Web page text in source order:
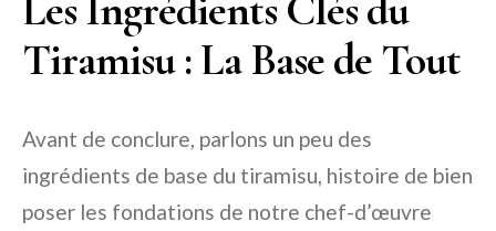
Tiramisu : La Base de Tout
Avant de conclure, parlons un peu des
ingrédients de base du tiramisu, histoire de bien
poser les fondations de notre chef-d’œuvre